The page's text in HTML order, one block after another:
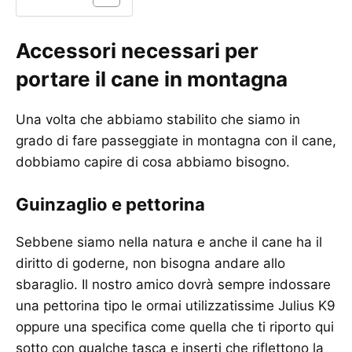
Accessori necessari per
portare il cane in montagna
Una volta che abbiamo stabilito che siamo in
grado di fare passeggiate in montagna con il cane,
dobbiamo capire di cosa abbiamo bisogno.
Guinzaglio e pettorina
Sebbene siamo nella natura e anche il cane ha il
diritto di goderne, non bisogna andare allo
sbaraglio. Il nostro amico dovrà sempre indossare
una pettorina tipo le ormai utilizzatissime Julius K9
oppure una specifica come quella che ti riporto qui
sotto con qualche tasca e inserti che riflettono la